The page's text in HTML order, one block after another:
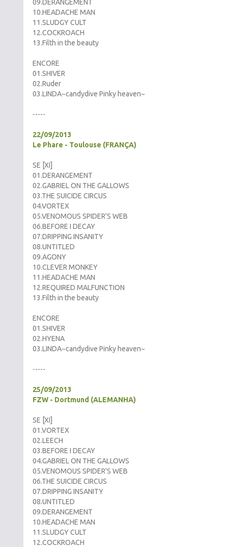
09.DERANGEMENT
10.HEADACHE MAN
11.SLUDGY CULT
12.COCKROACH
13.Filth in the beauty
ENCORE
01.SHIVER
02.Ruder
03.LINDA~candydive Pinky heaven~
-----
22/09/2013
Le Phare - Toulouse (FRANÇA)
SE [XI]
01.DERANGEMENT
02.GABRIEL ON THE GALLOWS
03.THE SUICIDE CIRCUS
04.VORTEX
05.VENOMOUS SPIDER'S WEB
06.BEFORE I DECAY
07.DRIPPING INSANITY
08.UNTITLED
09.AGONY
10.CLEVER MONKEY
11.HEADACHE MAN
12.REQUIRED MALFUNCTION
13.Filth in the beauty
ENCORE
01.SHIVER
02.HYENA
03.LINDA~candydive Pinky heaven~
-----
25/09/2013
FZW - Dortmund (ALEMANHA)
SE [XI]
01.VORTEX
02.LEECH
03.BEFORE I DECAY
04.GABRIEL ON THE GALLOWS
05.VENOMOUS SPIDER'S WEB
06.THE SUICIDE CIRCUS
07.DRIPPING INSANITY
08.UNTITLED
09.DERANGEMENT
10.HEADACHE MAN
11.SLUDGY CULT
12.COCKROACH